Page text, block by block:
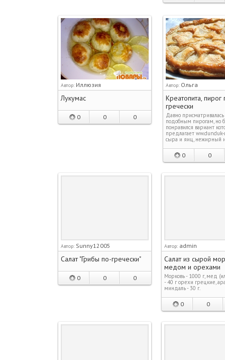
Автор: Иллюзия
Лукумас
0 0 0
Автор: Ольга
Креатопита, пирог
гречески
Давно присматривалась
подобным пирогам, но
понравился вариант
предлагает ww.dunduk-
сыра и яиц, нежирный
0 0
Автор: Sunny12005
Салат "Грибы по-гречески"
0 0 0
Автор: admin
Салат из сырой
медом и орехами
Морковь - 1000 г, мед
- 40 г орехи грецкие,
миндаль - 30 г.
0 0